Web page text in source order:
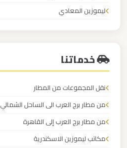
ليموزين المعادي
خدماتنا
نقل المجموعات من المطار
من مطار برج العرب الى الساحل الشمالي
من مطار برج العرب إلى القاهرة
مكاتب ليموزين الاسكندرية
ليموزين
للزفاف
والمناسبات
ليموزين
الشيخ
ليموزين
فيصل